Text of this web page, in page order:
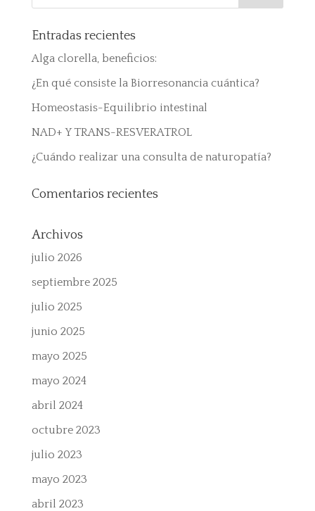
Entradas recientes
Alga clorella, beneficios:
¿En qué consiste la Biorresonancia cuántica?
Homeostasis-Equilibrio intestinal
NAD+ Y TRANS-RESVERATROL
¿Cuándo realizar una consulta de naturopatía?
Comentarios recientes
Archivos
julio 2026
septiembre 2025
julio 2025
junio 2025
mayo 2025
mayo 2024
abril 2024
octubre 2023
julio 2023
mayo 2023
abril 2023